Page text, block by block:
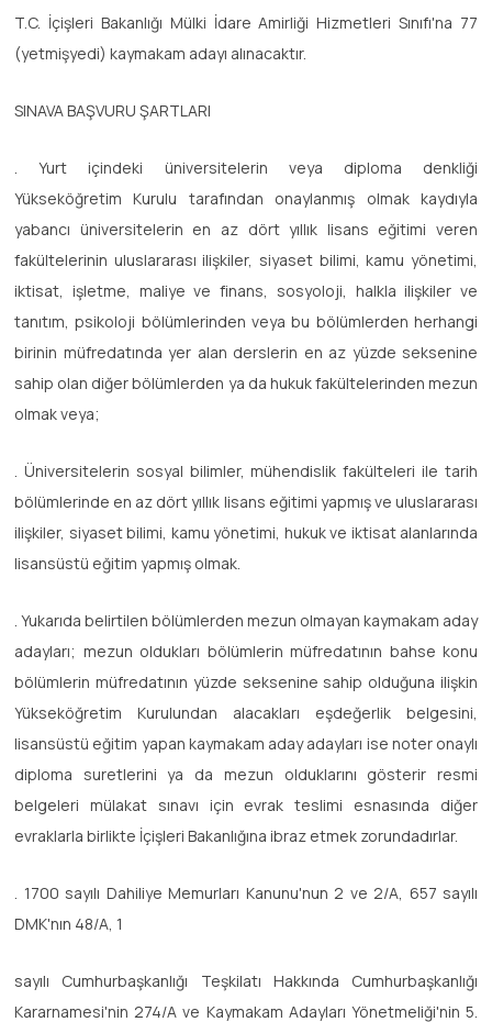
T.C. İçişleri Bakanlığı Mülki İdare Amirliği Hizmetleri Sınıfı'na 77
(yetmişyedi) kaymakam adayı alınacaktır.
SINAVA BAŞVURU ŞARTLARI
. Yurt içindeki üniversitelerin veya diploma denkliği
Yükseköğretim Kurulu tarafından onaylanmış olmak kaydıyla
yabancı üniversitelerin en az dört yıllık lisans eğitimi veren
fakültelerinin uluslararası ilişkiler, siyaset bilimi, kamu yönetimi,
iktisat, işletme, maliye ve finans, sosyoloji, halkla ilişkiler ve
tanıtım, psikoloji bölümlerinden veya bu bölümlerden herhangi
birinin müfredatında yer alan derslerin en az yüzde seksenine
sahip olan diğer bölümlerden ya da hukuk fakültelerinden mezun
olmak veya;
. Üniversitelerin sosyal bilimler, mühendislik fakülteleri ile tarih
bölümlerinde en az dört yıllık lisans eğitimi yapmış ve uluslararası
ilişkiler, siyaset bilimi, kamu yönetimi, hukuk ve iktisat alanlarında
lisansüstü eğitim yapmış olmak.
. Yukarıda belirtilen bölümlerden mezun olmayan kaymakam aday
adayları; mezun oldukları bölümlerin müfredatının bahse konu
bölümlerin müfredatının yüzde seksenine sahip olduğuna ilişkin
Yükseköğretim Kurulundan alacakları eşdeğerlik belgesini,
lisansüstü eğitim yapan kaymakam aday adayları ise noter onaylı
diploma suretlerini ya da mezun olduklarını gösterir resmi
belgeleri mülakat sınavı için evrak teslimi esnasında diğer
evraklarla birlikte İçişleri Bakanlığına ibraz etmek zorundadırlar.
. 1700 sayılı Dahiliye Memurları Kanunu'nun 2 ve 2/A, 657 sayılı
DMK'nın 48/A, 1
sayılı Cumhurbaşkanlığı Teşkilatı Hakkında Cumhurbaşkanlığı
Kararnamesi'nin 274/A ve Kaymakam Adayları Yönetmeliği'nin 5.